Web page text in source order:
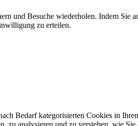
und Besuche wiederholen. Indem Sie
zu erteilen.
Bedarf kategorisierten Cookies in